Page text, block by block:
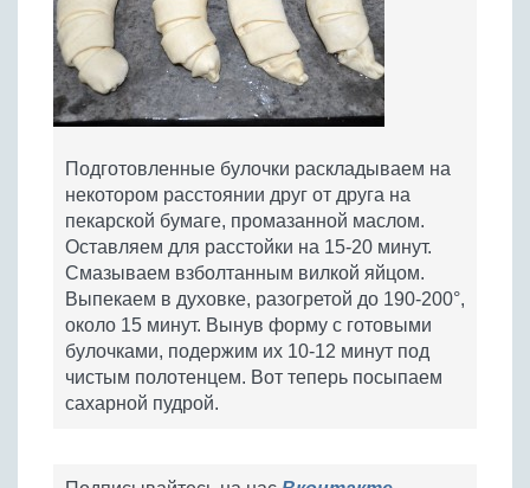
Подготовленные булочки раскладываем на
некотором расстоянии друг от друга на
пекарской бумаге, промазанной маслом.
Оставляем для расстойки на 15-20 минут.
Смазываем взболтанным вилкой яйцом.
Выпекаем в духовке, разогретой до 190-200°,
около 15 минут. Вынув форму с готовыми
булочками, подержим их 10-12 минут под
чистым полотенцем. Вот теперь посыпаем
сахарной пудрой.